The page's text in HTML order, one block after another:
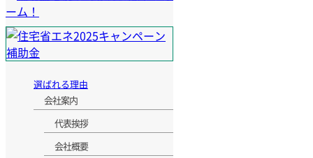
選ばれる理由
会社案内
代表挨拶
会社概要